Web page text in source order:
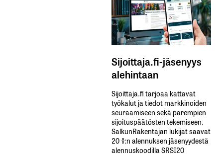
Sijoittaja.fi-jäsenyys
alehintaan
Sijoittaja.fi tarjoaa kattavat
työkalut ja tiedot markkinoiden
seuraamiseen sekä parempien
sijoituspäätösten tekemiseen.
SalkunRakentajan lukijat saavat
20 %:n alennuksen jäsenyydestä
alennuskoodilla SRSI20